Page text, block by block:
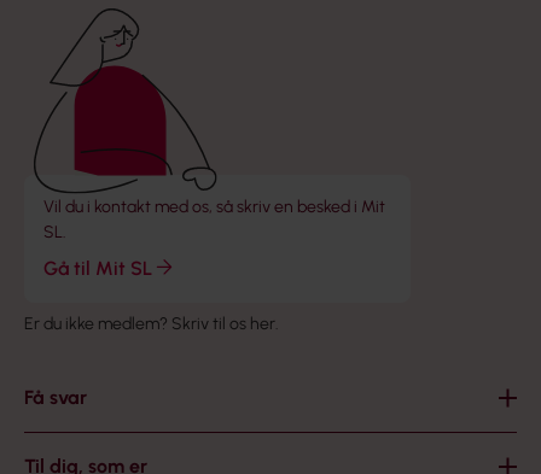
Vil du i kontakt med os, så skriv en besked i Mit
SL.
Gå til Mit SL
Er du ikke medlem? Skriv til os her.
Få svar
Til dig, som er